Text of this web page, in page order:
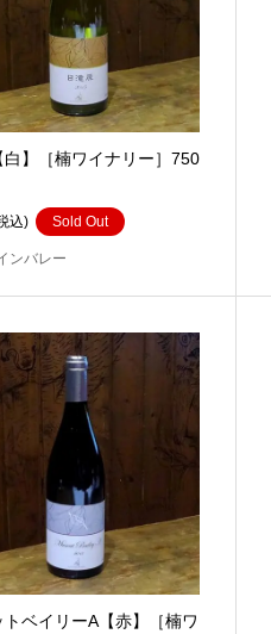
白】［楠ワイナリー］750
込) Sold Out
ンバレー
トベイリーA【赤】［楠ワ